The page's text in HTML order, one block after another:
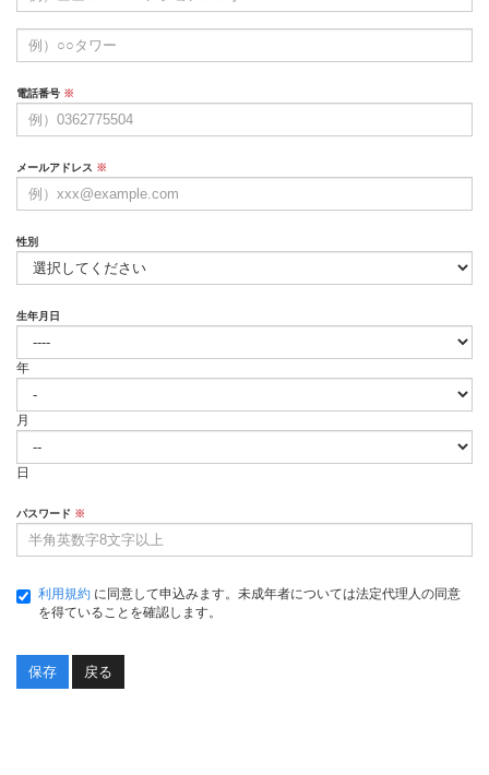
電話番号 ※
メールアドレス ※
性別
生年月日
年
月
日
パスワード ※
利用規約 に同意して申込みます。未成年者については法定代理人の同意
を得ていることを確認します。
戻る